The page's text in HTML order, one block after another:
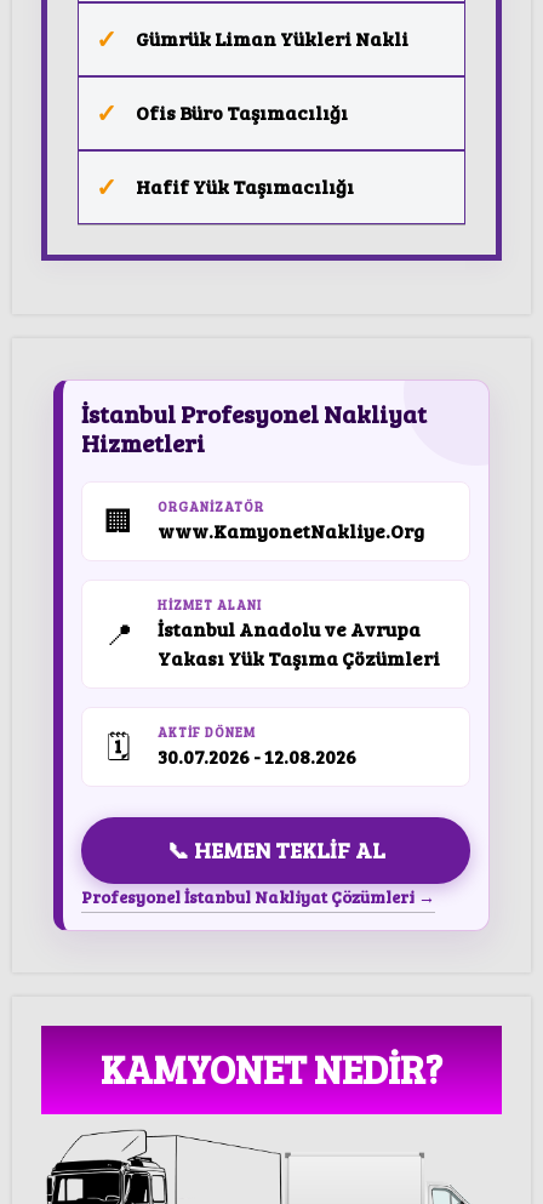
Gümrük Liman Yükleri Nakli
Ofis Büro Taşımacılığı
Hafif Yük Taşımacılığı
İstanbul Profesyonel Nakliyat
Hizmetleri
🏢 ORGANIZATÖR
www.KamyonetNakliye.Org
📍
HIZMET ALANI
İstanbul Anadolu ve Avrupa
Yakası Yük Taşıma Çözümleri
🗓️ AKTIF DÖNEM
30.07.2026 - 12.08.2026
📞 HEMEN TEKLİF AL
Profesyonel İstanbul Nakliyat Çözümleri →
KAMYONET NEDİR?